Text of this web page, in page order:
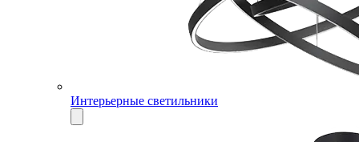
Интерьерные светильники